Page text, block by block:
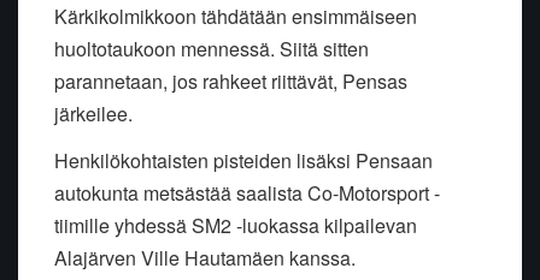
Kärkikolmikkoon tähdätään ensimmäiseen
huoltotaukoon mennessä. Siitä sitten
parannetaan, jos rahkeet riittävät, Pensas
järkeilee.
Henkilökohtaisten pisteiden lisäksi Pensaan
autokunta metsästää saalista Co-Motorsport -
tiimille yhdessä SM2 -luokassa kilpailevan
Alajärven Ville Hautamäen kanssa.